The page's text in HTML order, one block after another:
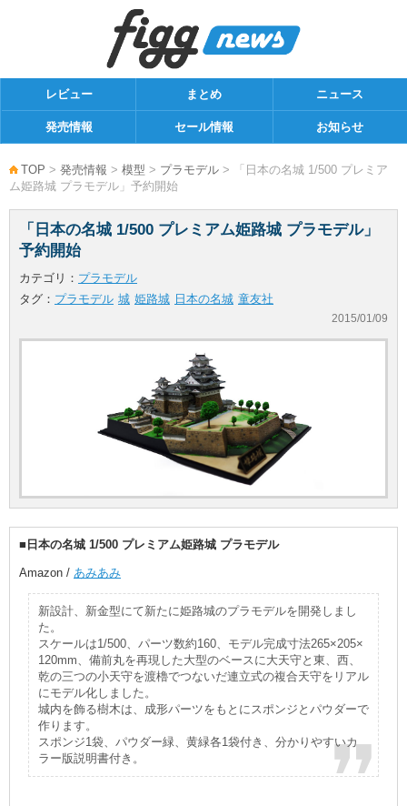
レビュー まとめ ニュース
発売情報 セール情報 お知らせ
TOP > 発売情報 > 模型 > プラモデル > 「日本の名城 1/500 プレミア
ム姫路城 プラモデル」予約開始
「日本の名城 1/500 プレミアム姫路城 プラモデル」
予約開始
カテゴリ： プラモデル
タグ： プラモデル 城 姫路城 日本の名城 童友社
2015/01/09
■日本の名城 1/500 プレミアム姫路城 プラモデル
Amazon / あみあみ
新設計、新金型にて新たに姫路城のプラモデルを開発しまし
た。
スケールは1/500、パーツ数約160、モデル完成寸法265×205×
120mm、備前丸を再現した大型のベースに大天守と東、西、
乾の三つの小天守を渡櫓でつないだ連立式の複合天守をリアル
にモデル化しました。
城内を飾る樹木は、成形パーツをもとにスポンジとパウダーで
作ります。
スポンジ1袋、パウダー緑、黄緑各1袋付き、分かりやすいカ
ラー版説明書付き。